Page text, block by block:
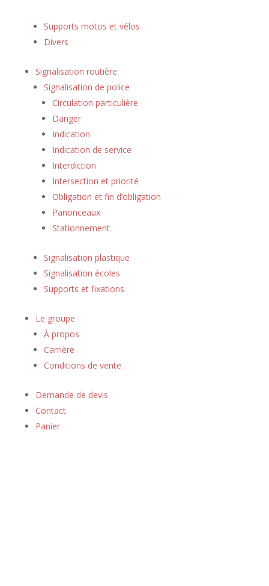
Supports motos et vélos
Divers
Signalisation routière
Signalisation de police
Circulation particulière
Danger
Indication
Indication de service
Interdiction
Intersection et priorité
Obligation et fin d’obligation
Panonceaux
Stationnement
Signalisation plastique
Signalisation écoles
Supports et fixations
Le groupe
À propos
Carrière
Conditions de vente
Demande de devis
Contact
Panier